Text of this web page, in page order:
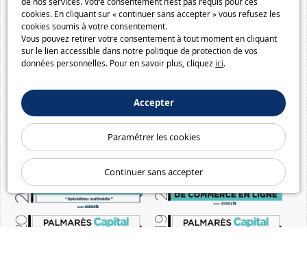
cookies. En cliquant sur « continuer sans accepter » vous refusez les
cookies soumis à votre consentement.
Vous pouvez retirer votre consentement à tout moment en cliquant
sur le lien accessible dans notre politique de protection de vos
données personnelles. Pour en savoir plus, cliquez ici.
Accepter
Paramétrer les cookies
Continuer sans accepter